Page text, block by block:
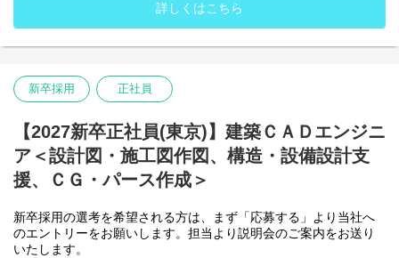
・受付票（当社フォーマット）
ービル本館4階
詳しくはこちら
新卒採用 正社員
【2027新卒正社員(東京)】建築ＣＡＤエンジニ
ア＜設計図・施工図作図、構造・設備設計支
援、ＣＧ・パース作成＞
新卒採用の選考を希望される方は、まず「応募する」より当社へ
のエントリーをお願いします。担当より説明会のご案内をお送り
いたします。